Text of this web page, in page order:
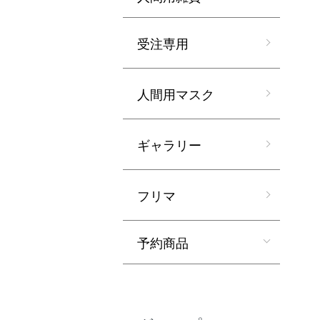
受注専用
人間用マスク
ギャラリー
フリマ
予約商品